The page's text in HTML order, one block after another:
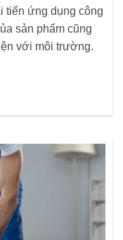
tiến ứng dụng công
sản phẩm cũng
với môi trường.